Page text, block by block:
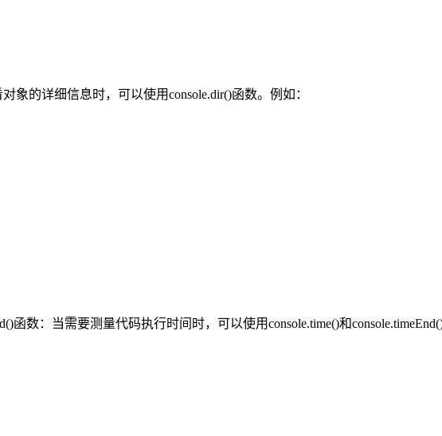
象的详细信息时，可以使用console.dir()函数。例如：
函数：当需要测量代码执行时间时，可以使用console.time()和